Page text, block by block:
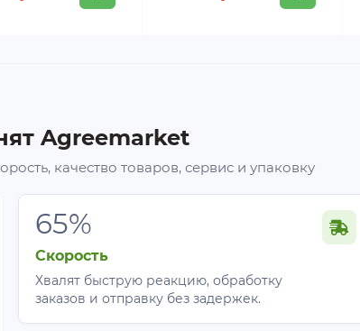
Agreemarket
качество товаров, сервис и упаковку
65%
Скорость
Хвалят быструю реакцию, обработку
заказов и отправку без задержек.